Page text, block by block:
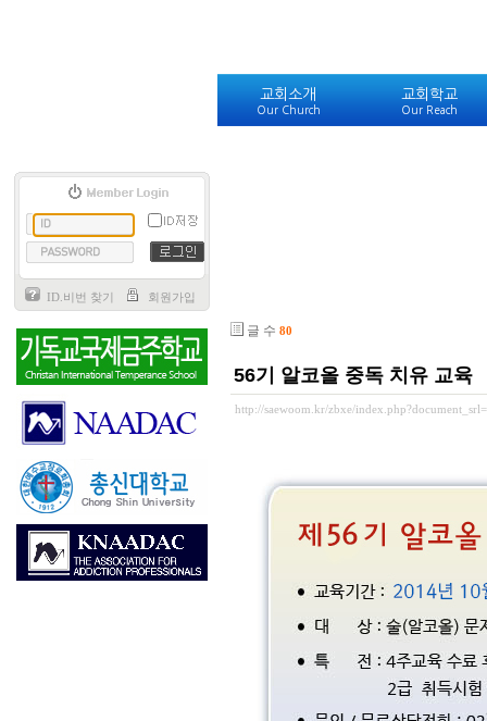
교회소개
Our Church
교회학교
Our Reach
ID.비번 찾기 회원가입
글 수 80
56기 알코올 중독 치유 교육
http://saewoom.kr/zbxe/